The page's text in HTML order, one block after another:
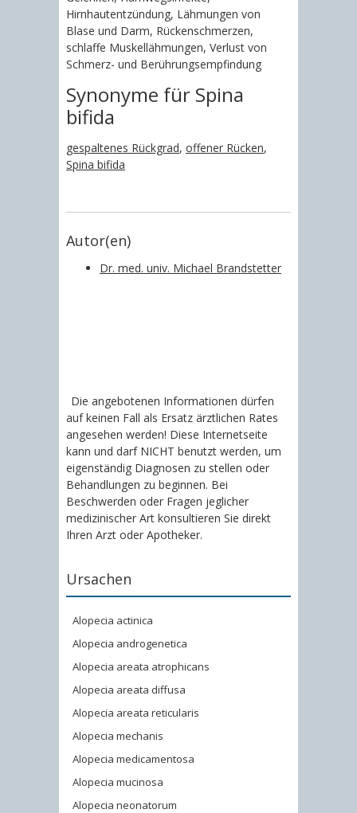
Hirnhautentzündung, Lähmungen von
Blase und Darm, Rückenschmerzen,
schlaffe Muskellähmungen, Verlust von
Schmerz- und Berührungsempfindung
Synonyme für Spina
bifida
gespaltenes Rückgrad, offener Rücken,
Spina bifida
Autor(en)
Dr. med. univ. Michael Brandstetter
Die angebotenen Informationen dürfen
auf keinen Fall als Ersatz ärztlichen Rates
angesehen werden! Diese Internetseite
kann und darf NICHT benutzt werden, um
eigenständig Diagnosen zu stellen oder
Behandlungen zu beginnen. Bei
Beschwerden oder Fragen jeglicher
medizinischer Art konsultieren Sie direkt
Ihren Arzt oder Apotheker.
Ursachen
Alopecia actinica
Alopecia androgenetica
Alopecia areata atrophicans
Alopecia areata diffusa
Alopecia areata reticularis
Alopecia mechanis
Alopecia medicamentosa
Alopecia mucinosa
Alopecia neonatorum